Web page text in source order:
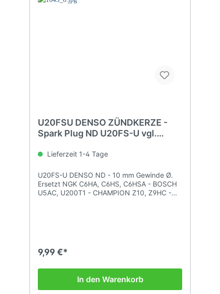
U20FSU DENSO ZÜNDKERZE -
Spark Plug ND U20FS-U vgl.
Lieferzeit 1-4 Tage
U20FS-U DENSO ND - 10 mm Gewinde Ø.
Ersetzt NGK C6HA, C6HS, C6HSA - BOSCH
U5AC, U200T1 - CHAMPION Z10, Z9HC -
9,99 €*
In den Warenkorb